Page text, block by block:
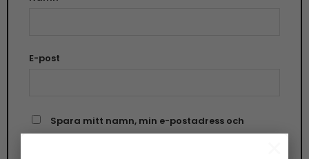
E-post
Spara mitt namn, min e-postadress och